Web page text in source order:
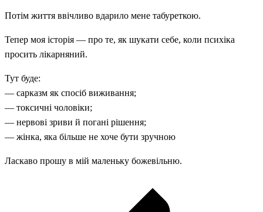
Потім життя ввічливо вдарило мене табуреткою.
Тепер моя історія — про те, як шукати себе, коли психіка
просить лікарняний.
Тут буде:
— сарказм як спосіб виживання;
— токсичні чоловіки;
— нервові зриви й погані рішення;
— жінка, яка більше не хоче бути зручною
Ласкаво прошу в мій маленьку божевільню.